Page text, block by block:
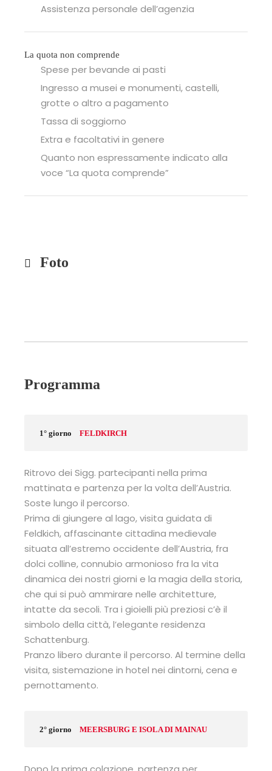
Assistenza personale dell’agenzia
La quota non comprende
Spese per bevande ai pasti
Ingresso a musei e monumenti, castelli,
grotte o altro a pagamento
Tassa di soggiorno
Extra e facoltativi in genere
Quanto non espressamente indicato alla
voce “La quota comprende”
Foto
Programma
1° giorno FELDKIRCH
Ritrovo dei Sigg. partecipanti nella prima
mattinata e partenza per la volta dell’Austria.
Soste lungo il percorso.
Prima di giungere al lago, visita guidata di
Feldkich, affascinante cittadina medievale
situata all’estremo occidente dell’Austria, fra
dolci colline, connubio armonioso fra la vita
dinamica dei nostri giorni e la magia della storia,
che qui si può ammirare nelle architetture,
intatte da secoli. Tra i gioielli più preziosi c’è il
simbolo della città, l’elegante residenza
Schattenburg.
Pranzo libero durante il percorso. Al termine della
visita, sistemazione in hotel nei dintorni, cena e
pernottamento.
2° giorno MEERSBURG E ISOLA DI MAINAU